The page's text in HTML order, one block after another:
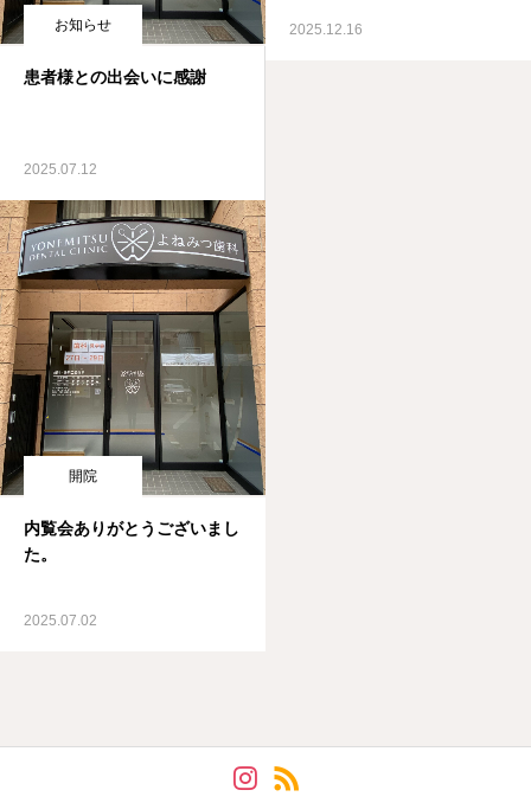
お知らせ
患者様との出会いに感謝
2025.07.12
2025.12.16
開院
内覧会ありがとうございまし
た。
2025.07.02